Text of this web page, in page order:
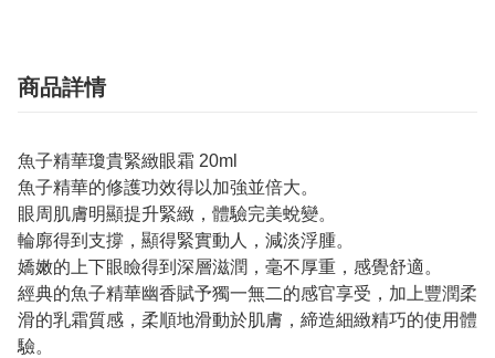
商品詳情
魚子精華瓊貴緊緻眼霜 20ml
魚子精華的修護功效得以加強並倍大。
眼周肌膚明顯提升緊緻，體驗完美蛻變。
輪廓得到支撐，顯得緊實動人，減淡浮腫。
嬌嫩的上下眼瞼得到深層滋潤，毫不厚重，感覺舒適。
經典的魚子精華幽香賦予獨一無二的感官享受，加上豐潤柔
滑的乳霜質感，柔順地滑動於肌膚，締造細緻精巧的使用體
驗。